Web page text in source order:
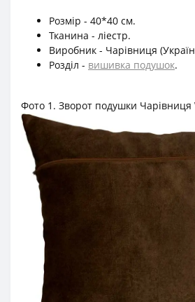
Розмір - 40*40 см.
Тканина - ліестр.
Виробник - Чарівниця
Розділ - вишивка подушок.
Фото 1. Зворот подушки Чарівниця